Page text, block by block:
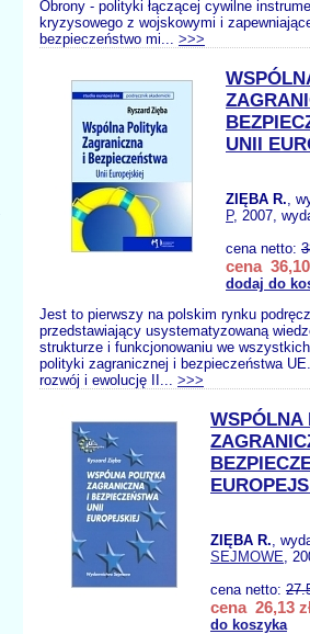
Obrony - polityki łączącej cywilne
kryzysowego z wojskowymi i
bezpieczeństwo mi... >>>
UNII
ZIĘBA R.,
P, 2007,
cena netto:
cena 36,10
dodaj do
Jest to pierwszy na polskim rynku
przedstawiający usystematyzowaną
strukturze i funkcjonowaniu we
polityki zagranicznej i bezpieczeństwa
rozwój i ewolucję II... >>>
WSPÓLNA
ZIĘBA R.,
SEJMOWE,
cena netto:
cena 26,13
do koszyka